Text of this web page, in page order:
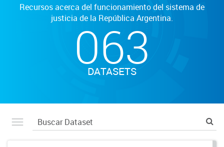
Recursos acerca del funcionamiento del sistema de
justicia de la República Argentina.
063
DATASETS